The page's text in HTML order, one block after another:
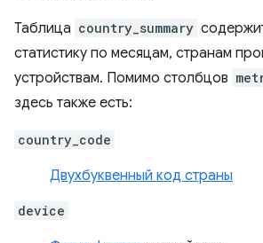
Таблица country_summary
статистику по месяцам, странам
устройствам. Помимо столбцов
здесь также есть:
country_code
Двухбуквенный код страны
device